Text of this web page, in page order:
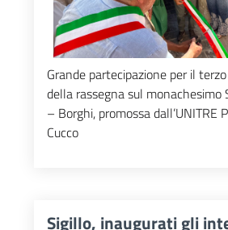
Grande partecipazione per il
della rassegna sul monachesimo
– Borghi, promossa dall’UNITRE
Cucco
Sigillo, inaugurati gli